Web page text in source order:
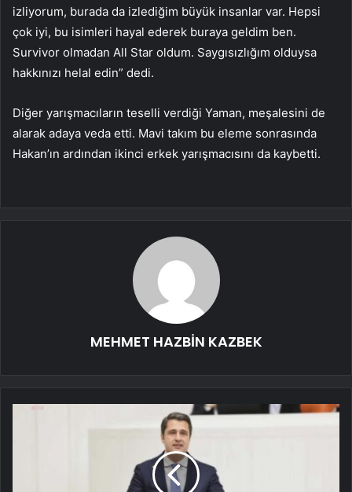
izliyorum, burada da izlediğim büyük insanlar var. Hepsi
çok iyi, bu isimleri hayal ederek buraya geldim ben.
Survivor olmadan All Star oldum. Saygısızlığım olduysa
hakkınızı helal edin” dedi.
Diğer yarışmacıların teselli verdiği Yaman, meşalesini de
alarak adaya veda etti. Mavi takım bu eleme sonrasında
Hakan’ın ardından ikinci erkek yarışmacısını da kaybetti.
MEHMET HAZBİN KAZBEK